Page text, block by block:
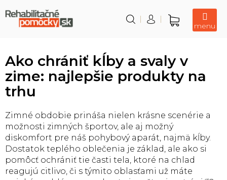
na
obsah
Nákupný
Ako chrániť kĺby a svaly v
zime: najlepšie produkty na
trhu
Zimné obdobie prináša nielen krásne scenérie a
možnosti zimných športov, ale aj možný
diskomfort pre náš pohybový aparát, najmä kĺby.
Dostatok teplého oblečenia je základ, ale ako si
pomôcť ochrániť tie časti tela, ktoré na chlad
reagujú citlivo, či s týmito oblasťami už máte